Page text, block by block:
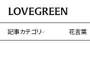
記事カテゴリ 花言葉